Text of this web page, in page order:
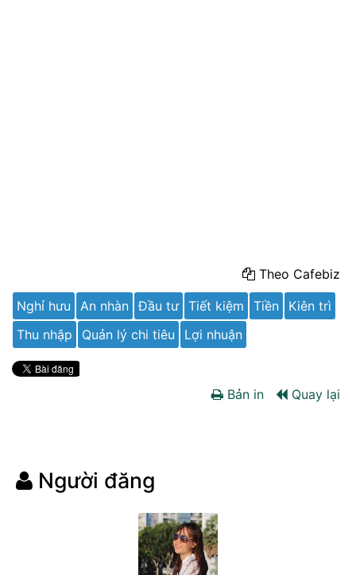
Theo Cafebiz
Nghỉ hưu
An nhàn Đầu tư Tiết kiệm Tiền
Kiên trì
Thu nhập
Quản lý chi tiêu Lợi nhuận
Bản in Quay lại
Người đăng